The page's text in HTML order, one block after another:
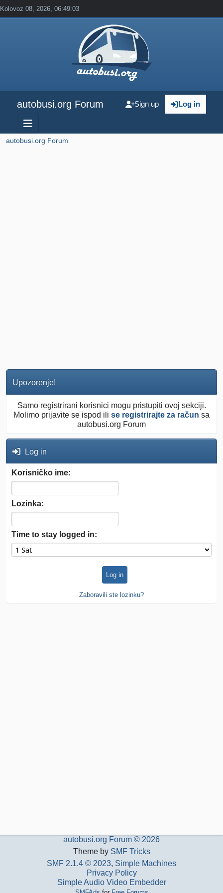
Kolovoz 08, 2026, 06:49:03
autobusi.org Forum Log in
Sign up
autobusi.org Forum
Upozorenje!
Samo registrirani korisnici mogu pristupiti ovoj sekciji.
Molimo prijavite se ispod ili se registrirajte za račun sa
autobusi.org Forum
Log in
Korisničko ime:
Lozinka:
Time to stay logged in:
Zaboravili ste lozinku?
autobusi.org Forum © 2026
Theme by SMF Tricks
SMF 2.1.4 © 2023, Simple Machines
Privacy Policy
Simple Audio Video Embedder